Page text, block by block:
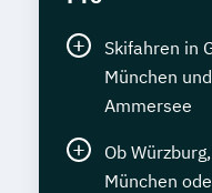
Skifahren in
München
Ammersee
Ob
München